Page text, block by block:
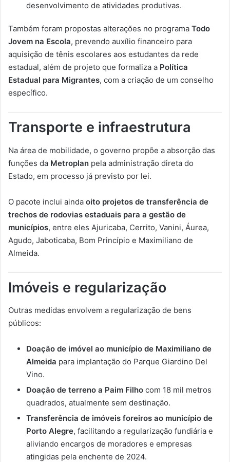
desenvolvimento de atividades produtivas.
Também foram propostas alterações no programa Todo
Jovem na Escola, prevendo auxílio financeiro para
aquisição de tênis escolares aos estudantes da rede
estadual, além de projeto que formaliza a Política
Estadual para Migrantes, com a criação de um conselho
específico.
Transporte e infraestrutura
Na área de mobilidade, o governo propõe a absorção das
funções da Metroplan pela administração direta do
Estado, em processo já previsto por lei.
O pacote inclui ainda oito projetos de transferência de
trechos de rodovias estaduais para a gestão de
municípios, entre eles Ajuricaba, Cerrito, Vanini, Áurea,
Agudo, Jaboticaba, Bom Princípio e Maximiliano de
Almeida.
Imóveis e regularização
Outras medidas envolvem a regularização de bens
públicos:
Doação de imóvel ao município de Maximiliano de
Almeida para implantação do Parque Giardino Del
Vino.
Doação de terreno a Paim Filho com 18 mil metros
quadrados, atualmente sem destinação.
Transferência de imóveis foreiros ao município de
Porto Alegre, facilitando a regularização fundiária e
aliviando encargos de moradores e empresas
atingidas pela enchente de 2024.